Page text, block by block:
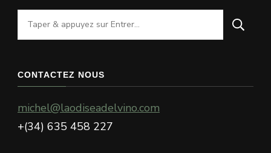
Vous
recherchiez
chose
CONTACTEZ NOUS
michel@laodiseadelvino.com
+(34) 635 458 227